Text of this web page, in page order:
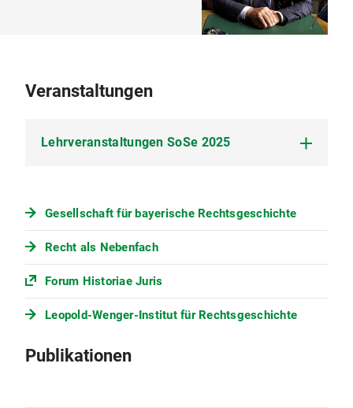
Veranstaltungen
Lehrveranstaltungen SoSe 2025
Examinatorium Rechtsgeschichte, Mi 16-18
Grundlagen- und Schwerpunktseminar
"Familienrecht in historischen Umbrüchen und
Gesellschaft für bayerische Rechtsgeschichte
Recht als Nebenfach
Forum Historiae Juris
Leopold-Wenger-Institut für Rechtsgeschichte
Publikationen